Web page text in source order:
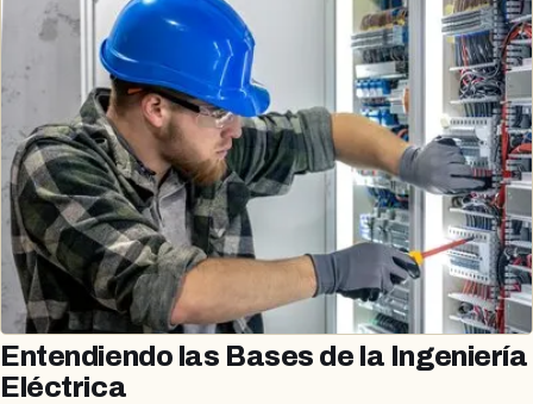
Entendiendo las Bases de la Ingeniería
Eléctrica